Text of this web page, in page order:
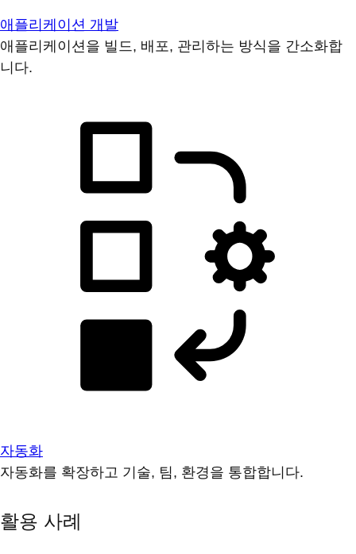
애플리케이션 개발
애플리케이션을 빌드, 배포, 관리하는 방식을 간소화합
니다.
자동화
자동화를 확장하고 기술, 팀, 환경을 통합합니다.
활용 사례